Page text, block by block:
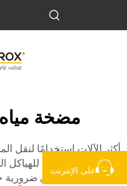
مضخة
أكثر الآلات استخدامًا لنقل
المياه. هذه ضرورية للهياكل
من الماء يوميًا. فهي
على الإنترنت